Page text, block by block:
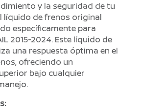
y la seguridad de tu
líquido de frenos original
específicamente para
2015-2024. Este líquido de
una respuesta óptima en el
ofreciendo un
bajo cualquier